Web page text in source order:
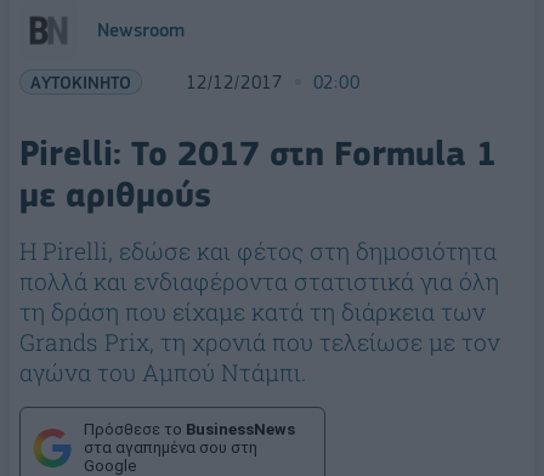
Newsroom
ΑΥΤΟΚΙΝΗΤΟ 12/12/2017 02:00
Pirelli: Το 2017 στη Formula 1
με αριθμούς
Η Pirelli, εδώσε και φέτος στη δημοσιότητα
πολλά και ενδιαφέροντα στατιστικά για όλη
τη δράση που είχαμε κατά τη διάρκεια των
Grands Prix, τη χρονιά που τελείωσε με τον
αγώνα του Αμπού Ντάμπι.
Πρόσθεσε το BusinessNews
στα αγαπημένα σου στη
Google